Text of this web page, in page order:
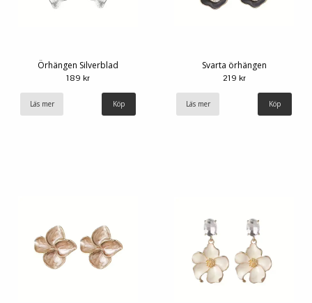
Örhängen Silverblad
189 kr
Läs mer
Svarta örhängen
219 kr
Läs mer